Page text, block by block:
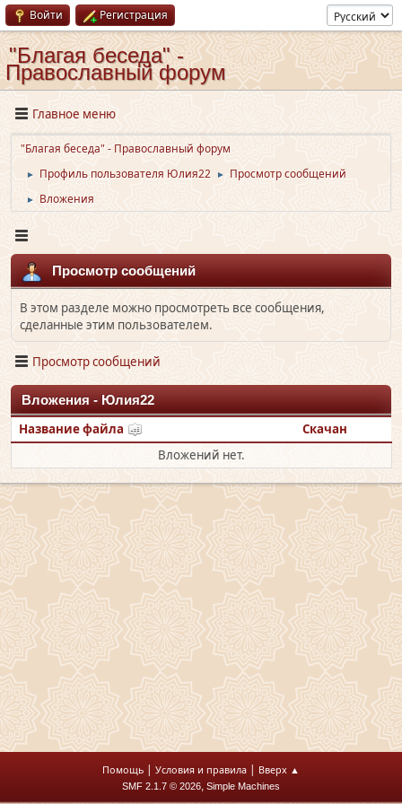
Войти Регистрация
"Благая беседа" -
Православный форум
Главное меню
"Благая беседа" - Православный форум
► Профиль пользователя Юлия22 ► Просмотр сообщений
► Вложения
Просмотр сообщений
В этом разделе можно просмотреть все сообщения,
сделанные этим пользователем.
Просмотр сообщений
Вложения - Юлия22
Название файла
Скачан
Вложений нет.
Помощь | Условия и правила | Вверх ▲
SMF 2.1.7 © 2026, Simple Machines